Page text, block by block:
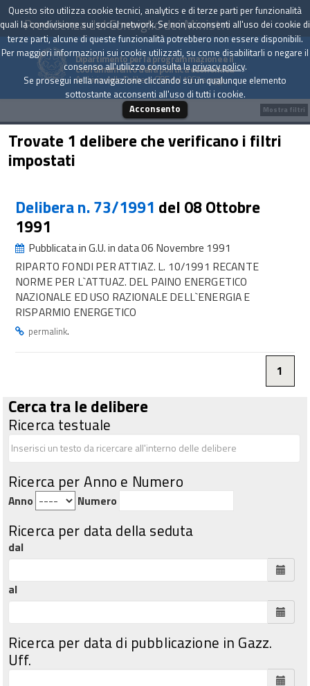
Presidenza del Consiglio dei Ministri
Dipartimento per la programmazione e il
coordinamento della politica economica
Archivio delle Delibere CIPE dal 1967 a oggi
Trovate 1 delibere che verificano i filtri
impostati
Delibera n. 73/1991 del 08 Ottobre
1991
Pubblicata in G.U. in data 06 Novembre 1991
RIPARTO FONDI PER ATTIAZ. L. 10/1991 RECANTE
NORME PER L`ATTUAZ. DEL PAINO ENERGETICO
NAZIONALE ED USO RAZIONALE DELL`ENERGIA E
RISPARMIO ENERGETICO
permalink.
1
Cerca tra le delibere
Ricerca testuale
Ricerca per Anno e Numero
Anno Numero
Ricerca per data della seduta
dal
al
Ricerca per data di pubblicazione in Gazz.
Uff.
Mostra filtri
Questo sito utilizza cookie tecnici, analytics e di terze parti per funzionalità
quali la condivisione sui social network. Se non acconsenti all'uso dei cookie di
terze parti, alcune di queste funzionalità potrebbero non essere disponibili.
Per maggiori informazioni sui cookie utilizzati, su come disabilitarli o negare il
consenso all'utilizzo consulta laprivacy policy.
Se prosegui nella navigazione cliccando su un qualunque elemento
sottostante acconsenti all'uso di tutti i cookie.
Acconsento